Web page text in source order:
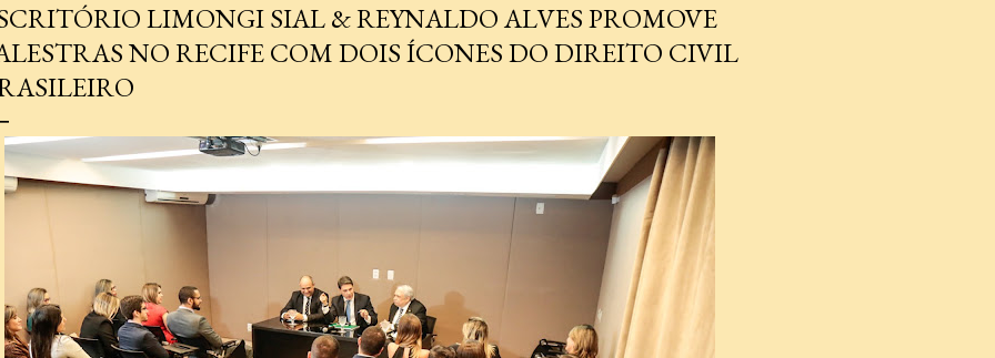
LIMONGI SIAL & REYNALDO ALVES PROMOVE
NO RECIFE COM DOIS ÍCONES DO DIREITO CIVIL